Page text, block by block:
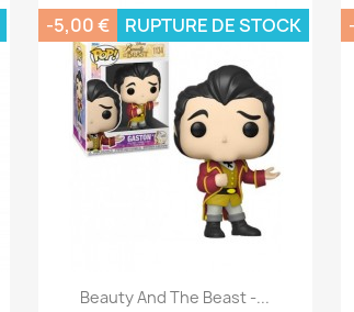
Beauty And The Beast -...
-5,00 € RUPTURE DE STOCK
Aperçu rapide